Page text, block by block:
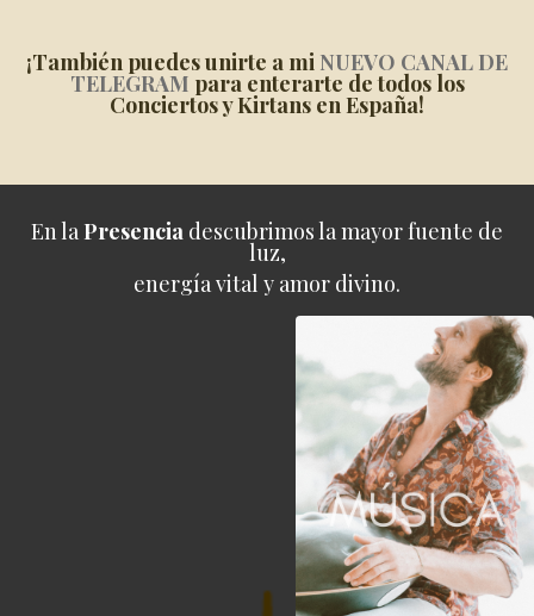
¡También puedes unirte a mi NUEVO CANAL DE
TELEGRAM para enterarte de todos los
Conciertos y Kirtans en España!
En la Presencia descubrimos la mayorfuente de
luz,
energía vital y amor divino.